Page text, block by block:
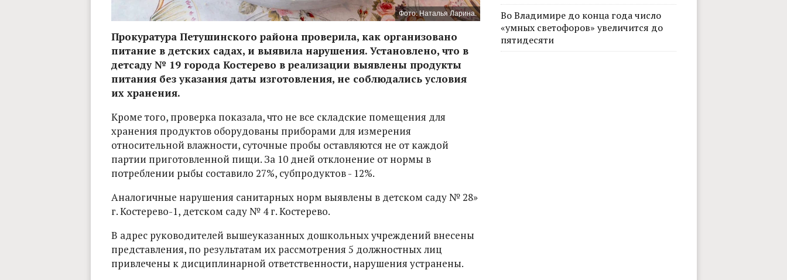
Фото: Наталья Ларина.
Прокуратура Петушинского района проверила, как организовано
питание в детских садах, и выявила нарушения. Установлено, что в
детсаду № 19 города Костерево в реализации выявлены продукты
питания без указания даты изготовления, не соблюдались условия
их хранения.
Кроме того, проверка показала, что не все складские помещения для
хранения продуктов оборудованы приборами для измерения
относительной влажности, суточные пробы оставляются не от каждой
партии приготовленной пищи. За 10 дней отклонение от нормы в
потреблении рыбы составило 27%, субпродуктов - 12%.
Аналогичные нарушения санитарных норм выявлены в детском саду № 28»
г. Костерево-1, детском саду № 4 г. Костерево.
В адрес руководителей вышеуказанных дошкольных учреждений внесены
представления, по результатам их рассмотрения 5 должностных лиц
привлечены к дисциплинарной ответственности, нарушения устранены.
Во Владимире до конца года число
«умных светофоров» увеличится до
пятидесяти